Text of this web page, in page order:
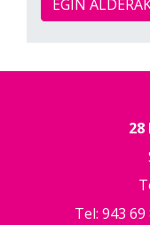
EGIN
Tel: 943 69